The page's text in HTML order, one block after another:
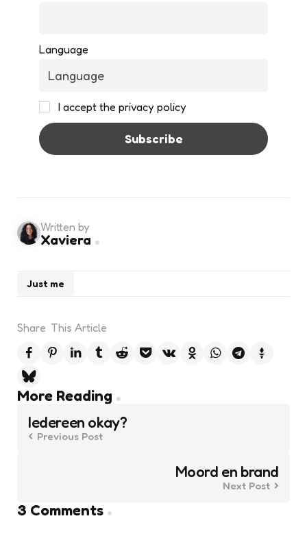
Language
I accept the privacy policy
Just me
Written by
Xaviera
Share This Article
More Reading
Post
navigation
Iedereen okay?
Previous Post
Moord en brand
Next Post
3 Comments